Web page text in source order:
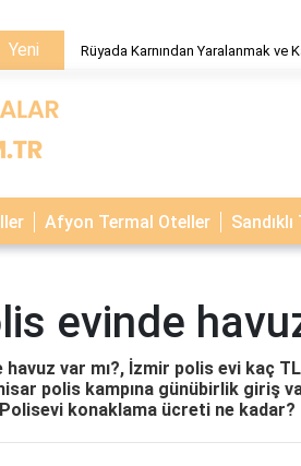
Yeni Rüyada Karnından Yaralanmak ve
Afyon Termal Oteller
evinde
havuz var mı?, İzmir polis evi kaç
polis kampına günübirlik giriş
konaklama ücreti ne kadar?